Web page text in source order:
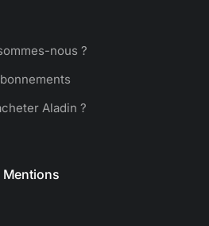
nous ?
Aladin ?
Mentions